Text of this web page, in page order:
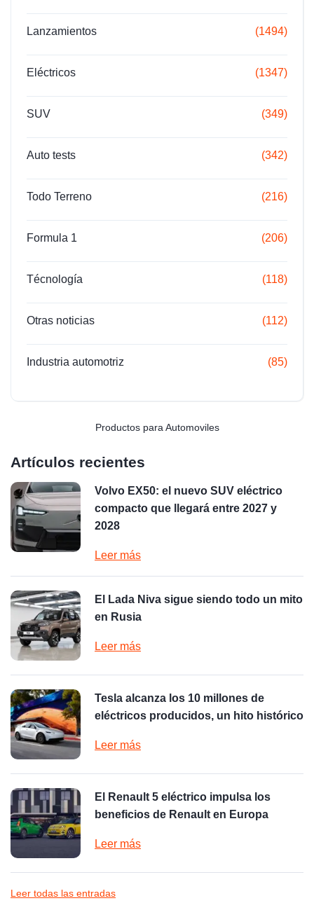
Lanzamientos (1494)
Eléctricos (1347)
SUV (349)
Auto tests (342)
Todo Terreno (216)
Formula 1 (206)
Técnología (118)
Otras noticias (112)
Industria automotriz (85)
Productos para Automoviles
Artículos recientes
Volvo EX50: el nuevo SUV eléctrico
compacto que llegará entre 2027 y
2028
Leer más
El Lada Niva sigue siendo todo un mito
en Rusia
Leer más
Tesla alcanza los 10 millones de
eléctricos producidos, un hito histórico
Leer más
El Renault 5 eléctrico impulsa los
beneficios de Renault en Europa
Leer más
Leer todas las entradas